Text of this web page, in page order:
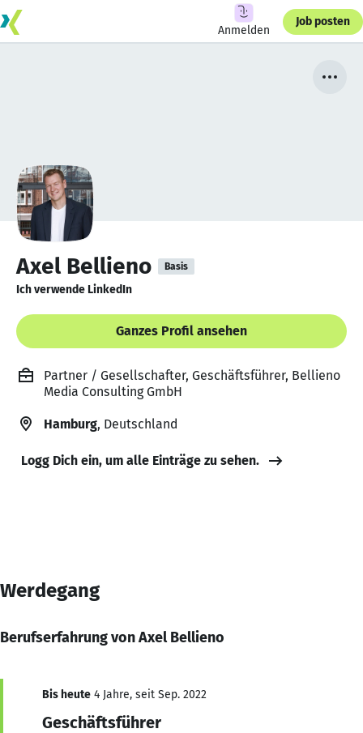
Anmelden
Job posten
Axel Bellieno Basis
Ich verwende LinkedIn
Ganzes Profil ansehen
Partner / Gesellschafter, Geschäftsführer, Bellieno
Media Consulting GmbH
Hamburg, Deutschland
Logg Dich ein, um alle Einträge zu sehen.
Werdegang
Berufserfahrung von Axel Bellieno
Bis heute 4 Jahre, seit Sep. 2022
Geschäftsführer